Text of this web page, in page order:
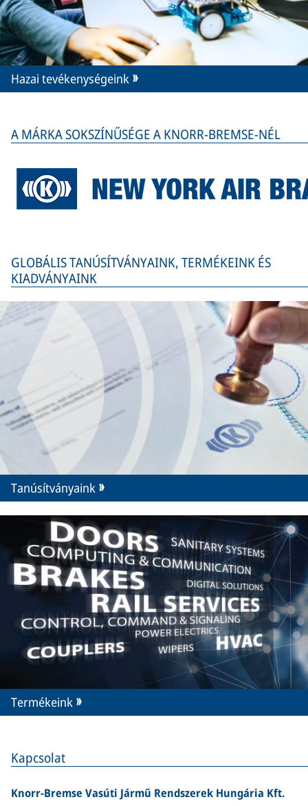
Kapcsolat
Knorr-Bremse Vasúti Jármű Rendszerek Hungária Kft.
Hazai tevékenységeink
A MÁRKA SOKSZÍNŰSÉGE A KNORR-BREMSE-NÉL
GLOBÁLIS TANÚSÍTVÁNYAINK, TERMÉKEINK ÉS
KIADVÁNYAINK
Tanúsítványaink
Termékeink